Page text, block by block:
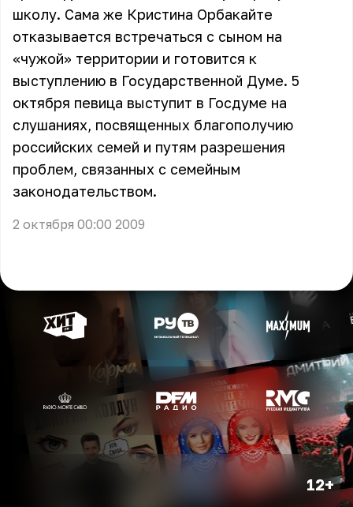
школу. Сама же Кристина Орбакайте
отказывается встречаться с сыном на
«чужой» территории и готовится к
выступлению в Государственной Думе. 5
октября певица выступит в Госдуме на
слушаниях, посвященных благополучию
российских семей и путям разрешения
проблем, связанных с семейным
законодательством.
2 октября 00:00 2009
12+